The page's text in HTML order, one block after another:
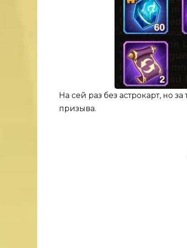
На сей раз без астрокарт, но
призыва.